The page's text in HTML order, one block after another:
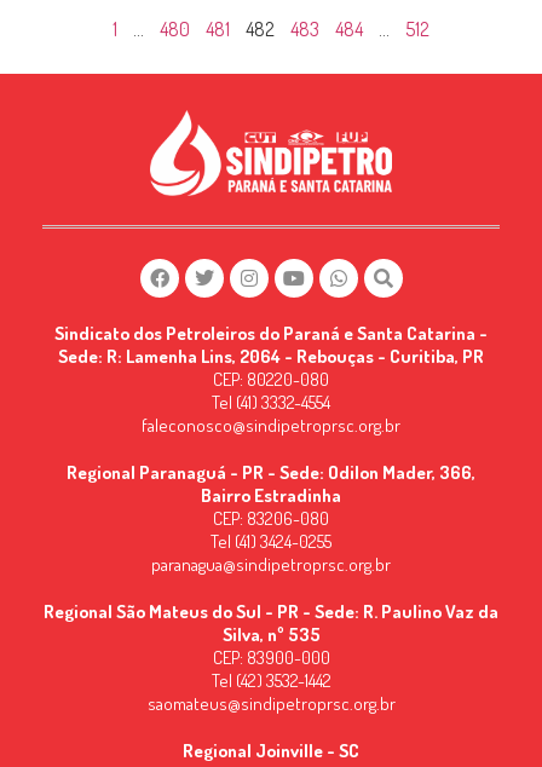
1 … 480 481 482 483 484 … 512
Sindicato dos Petroleiros do Paraná e Santa Catarina -
Sede: R: Lamenha Lins, 2064 - Rebouças - Curitiba, PR
CEP: 80220-080
Tel (41) 3332-4554
faleconosco@sindipetroprsc.org.br
Regional Paranaguá - PR - Sede: Odilon Mader, 366,
Bairro Estradinha
CEP: 83206-080
Tel (41) 3424-0255
paranagua@sindipetroprsc.org.br
Regional São Mateus do Sul - PR - Sede: R. Paulino Vaz da
Silva, nº 535
CEP: 83900-000
Tel (42) 3532-1442
saomateus@sindipetroprsc.org.br
Regional Joinville - SC